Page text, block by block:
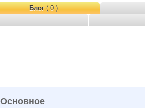
Блог( 0 )
Основное